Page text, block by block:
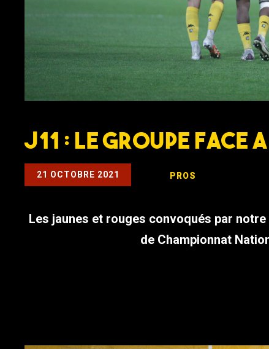
J11 : LE GROUPE FACE
21 OCTOBRE 2021 PROS
Les jaunes et rouges convoqués par
de Championnat